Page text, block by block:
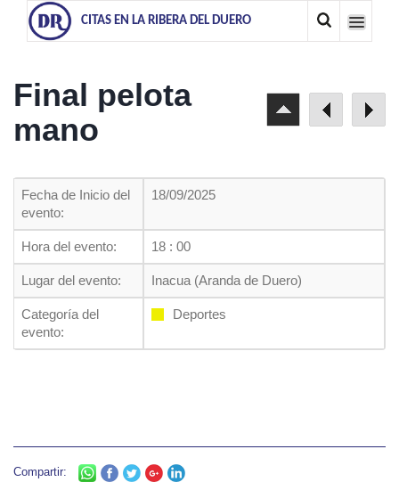
CITAS EN LA RIBERA DEL DUERO
Final pelota
mano
Fecha de Inicio del
evento:
18/09/2025
Hora del evento: 18 : 00
Lugar del evento: Inacua (Aranda de Duero)
Categoría del
evento:
Deportes
Compartir: